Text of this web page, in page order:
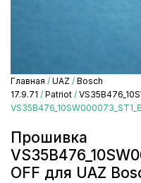
Главная / UAZ / Bosch
17.9.71 / Patriot /
Прошивка
OFF для UAZ